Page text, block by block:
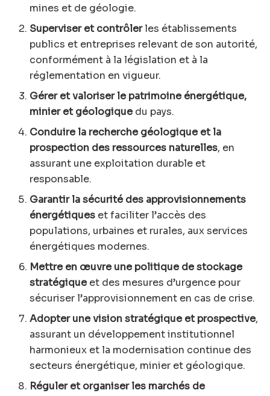
mines et de géologie.
Superviser et contrôlerles établissements
publics et entreprises relevant de son autorité,
conformément à la législation et à la
réglementation en vigueur.
Gérer et valoriser le patrimoine énergétique,
minier et géologiquedu pays.
Conduire la recherche géologique et la
prospection des ressources naturelles, en
assurant une exploitation durable et
responsable.
Garantir la sécurité des approvisionnements
énergétiques et faciliter l’accès des
populations, urbaines et rurales, aux services
énergétiques modernes.
Mettre en œuvre une politique de stockage
stratégiqueet des mesures d’urgence pour
sécuriser l’approvisionnement en cas de crise.
Adopter une vision stratégique et prospective,
assurant un développement institutionnel
harmonieux et la modernisation continue des
secteurs énergétique, minier et géologique.
Réguler et organiser les marchés de